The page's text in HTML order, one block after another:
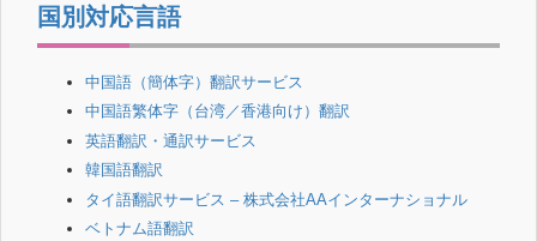
o
o
k
国別対応言語
中国語（簡体字）翻訳サービス
中国語繁体字（台湾／香港向け）翻訳
英語翻訳・通訳サービス
韓国語翻訳
タイ語翻訳サービス – 株式会社AAインターナショナル
ベトナム語翻訳